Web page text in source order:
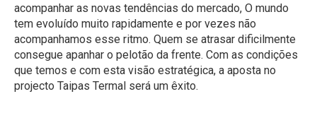
acompanhar as novas tendências do mercado, O mundo
tem evoluído muito rapidamente e por vezes não
acompanhamos esse ritmo. Quem se atrasar dificilmente
consegue apanhar o pelotão da frente. Com as condições
que temos e com esta visão estratégica, a aposta no
projecto Taipas Termal será um êxito.